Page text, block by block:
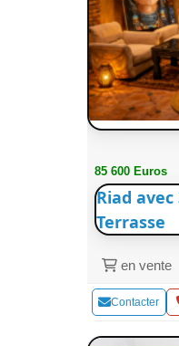
85 600 Euros
Riad
Terrasse
en vente
Contacter